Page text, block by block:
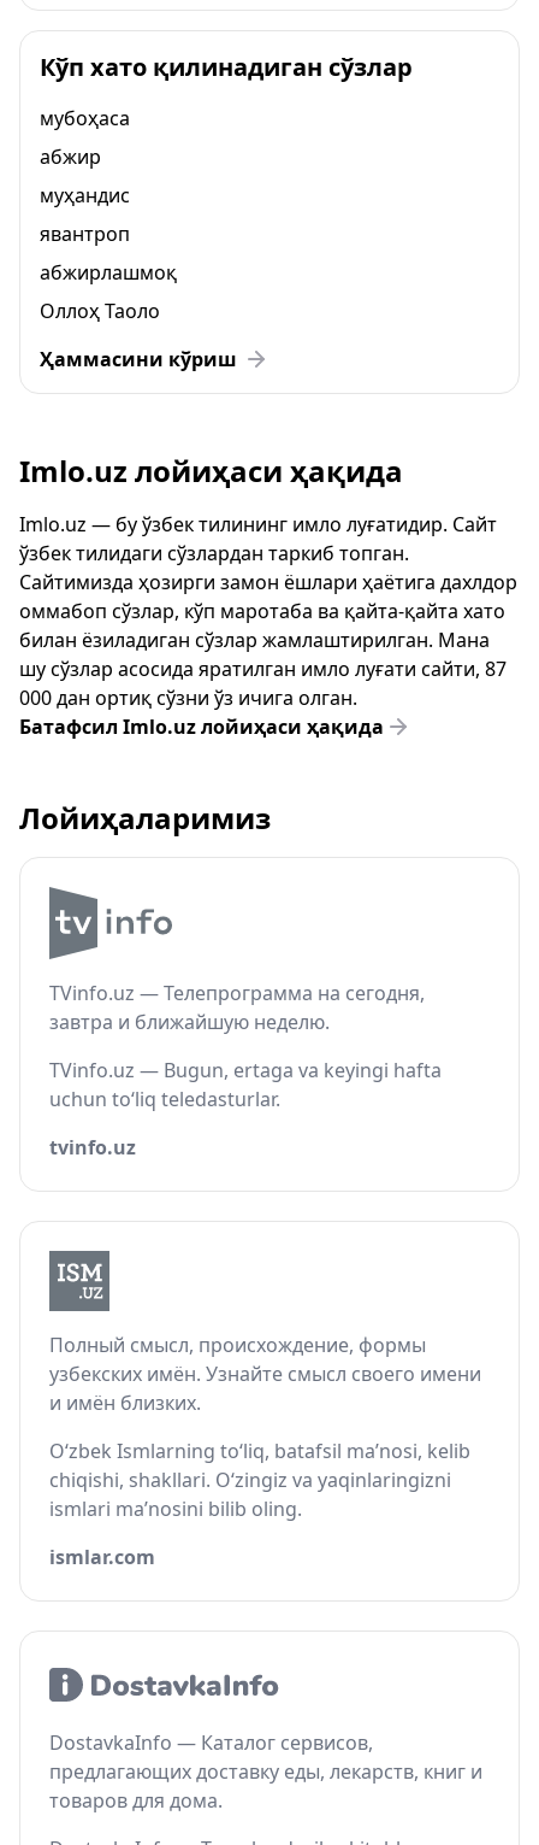
Кўп хато қилинадиган сўзлар
мубоҳаса
абжир
муҳандис
явантроп
абжирлашмоқ
Оллоҳ Таоло
Ҳаммасини кўриш
Imlo.uz лойиҳаси ҳақида
Imlo.uz — бу ўзбек тилининг имло луғатидир. Сайт
ўзбек тилидаги сўзлардан таркиб топган.
Сайтимизда ҳозирги замон ёшлари ҳаётига дахлдор
оммабоп сўзлар, кўп маротаба ва қайта-қайта хато
билан ёзиладиган сўзлар жамлаштирилган. Мана
шу сўзлар асосида яратилган имло луғати сайти, 87
000 дан ортиқ сўзни ўз ичига олган.
Батафсил Imlo.uz лойиҳаси ҳақида
Лойиҳаларимиз
TVinfo.uz — Телепрограмма на сегодня,
завтра и ближайшую неделю.
TVinfo.uz — Bugun, ertaga va keyingi hafta
uchun to‘liq teledasturlar.
tvinfo.uz
Полный смысл, происхождение, формы
узбекских имён. Узнайте смысл своего имени
и имён близких.
O‘zbek Ismlarning to‘liq, batafsil ma’nosi, kelib
chiqishi, shakllari. O‘zingiz va yaqinlaringizni
ismlari ma’nosini bilib oling.
ismlar.com
DostavkaInfo — Каталог сервисов,
предлагающих доставку еды, лекарств, книг и
товаров для дома.